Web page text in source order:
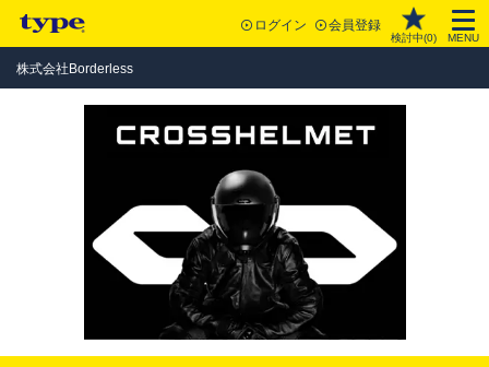
ログイン 会員登録
検討中(0) MENU
株式会社Borderless